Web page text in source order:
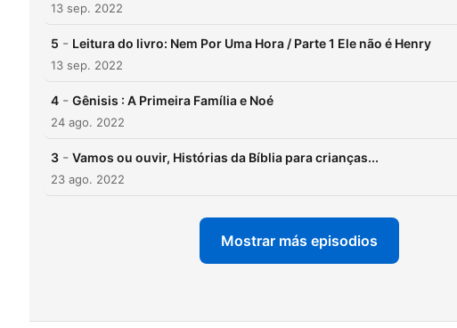
13 sep. 2022
5 - Leitura do livro: Nem Por Uma Hora / Parte 1 Ele não é Henry
13 sep. 2022
4 - Gênisis : A Primeira Família e Noé
24 ago. 2022
3 - Vamos ou ouvir, Histórias da Bíblia para crianças...
23 ago. 2022
Mostrar más episodios